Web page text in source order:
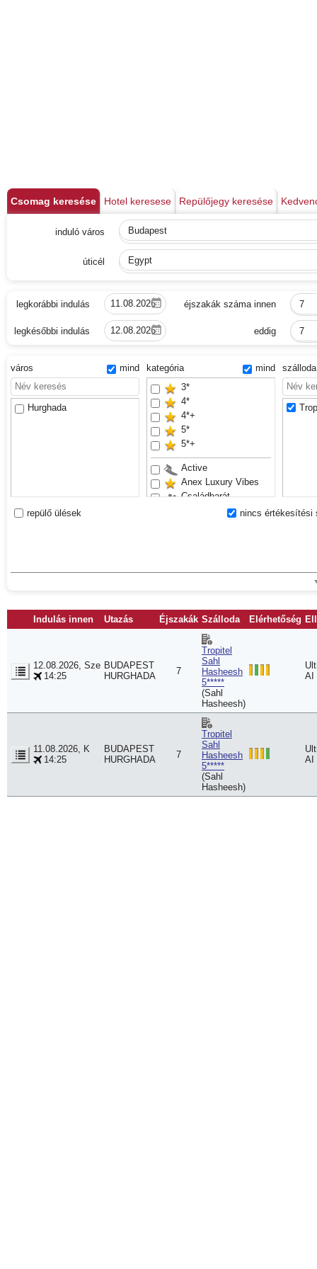
Csomag keresése Hotel keresese Repülőjegy keresése
induló város Budapest
úticél Egypt
legkorábbi indulás éjszakák száma innen 7
legkésőbbi indulás eddig 7
város mind
Hurghada
kategória
mind
3*
4*
4*+
5*
5*+
Active
Anex Luxury Vibes
Családbarát
Csúszdapark
repülő ülések nincs értékesítési
Indulás innen Utazás Éjszakák Szálloda Elérhetőség
12.08.2026, Sze
14:25
BUDAPEST
HURGHADA
7
Tropitel
Sahl
Hasheesh
5*****
(Sahl
Hasheesh)
AI
11.08.2026, K
14:25
BUDAPEST
HURGHADA
7
Tropitel
Sahl
Hasheesh
5*****
(Sahl
Hasheesh)
AI